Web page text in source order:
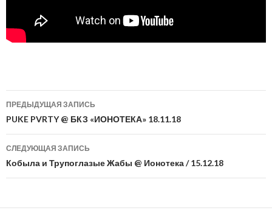
Навигация
по
записям
ПРЕДЫДУЩАЯ ЗАПИСЬ
PUKE PVRTY @ БКЗ «ИОНОТЕКА» 18.11.18
СЛЕДУЮЩАЯ ЗАПИСЬ
Кобыла и Трупоглазые Жабы @ Ионотека / 15.12.18